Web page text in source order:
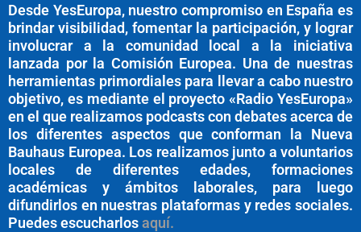
Desde YesEuropa, nuestro compromiso en España es
brindar visibilidad, fomentar la participación, y lograr
involucrar a la comunidad local a la iniciativa
lanzada por la Comisión Europea. Una de nuestras
herramientas primordiales para llevar a cabo nuestro
objetivo, es mediante el proyecto «Radio YesEuropa»
en el que realizamos podcasts con debates acerca de
los diferentes aspectos que conforman la Nueva
Bauhaus Europea. Los realizamos junto a voluntarios
locales de diferentes edades, formaciones
académicas y ámbitos laborales, para luego
difundirlos en nuestras plataformas y redes sociales.
Puedes escucharlosaquí.